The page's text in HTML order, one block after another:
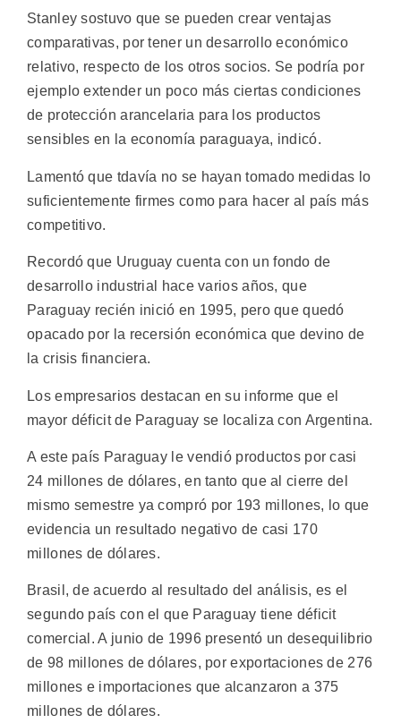
Stanley sostuvo que se pueden crear ventajas
comparativas, por tener un desarrollo económico
relativo, respecto de los otros socios. Se podría por
ejemplo extender un poco más ciertas condiciones
de protección arancelaria para los productos
sensibles en la economía paraguaya, indicó.
Lamentó que tdavía no se hayan tomado medidas lo
suficientemente firmes como para hacer al país más
competitivo.
Recordó que Uruguay cuenta con un fondo de
desarrollo industrial hace varios años, que
Paraguay recién inició en 1995, pero que quedó
opacado por la recersión económica que devino de
la crisis financiera.
Los empresarios destacan en su informe que el
mayor déficit de Paraguay se localiza con Argentina.
A este país Paraguay le vendió productos por casi
24 millones de dólares, en tanto que al cierre del
mismo semestre ya compró por 193 millones, lo que
evidencia un resultado negativo de casi 170
millones de dólares.
Brasil, de acuerdo al resultado del análisis, es el
segundo país con el que Paraguay tiene déficit
comercial. A junio de 1996 presentó un desequilibrio
de 98 millones de dólares, por exportaciones de 276
millones e importaciones que alcanzaron a 375
millones de dólares.